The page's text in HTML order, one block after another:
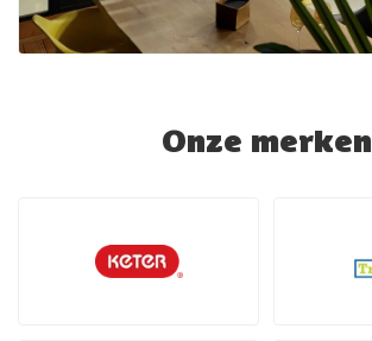
Onze merken